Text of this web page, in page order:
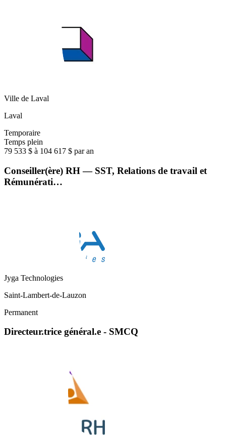
Ville de Laval
Laval
Temporaire
Temps plein
79 533 $ à 104 617 $ par an
Conseiller(ère) RH — SST, Relations de travail et
Rémunérati…
Jyga Technologies
Saint-Lambert-de-Lauzon
Permanent
Directeur.trice général.e - SMCQ